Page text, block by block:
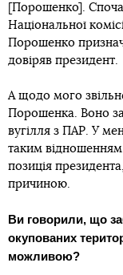
[Порошенко].
Національної
Порошенко
довіряв президент.
А щодо мого
Порошенка. Воно
вугілля з ПАР. У
таким
позиція
причиною.
Ви говорили, що
окупованих
можливою?